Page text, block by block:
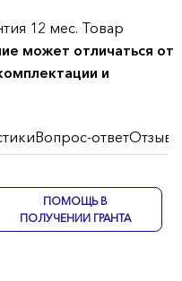
12 мес. Товар
может отличаться от
и
Вопрос-ответОтзывы
ПОМОЩЬ В
ПОЛУЧЕНИИ ГРАНТА